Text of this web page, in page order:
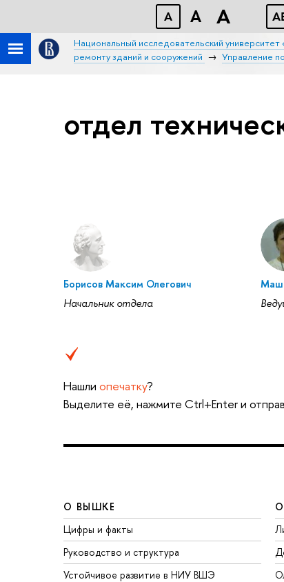
A A A
Национальный исследовательский
ремонту зданий и сооружений
Управление
отдел
Борисов Максим Олегович
Начальник отдела
Нашли опечатку?
Выделите её, нажмите Ctrl+Enter и
О ВЫШКЕ
Цифры и факты
Руководство и структура
Устойчивое развитие в НИУ ВШЭ